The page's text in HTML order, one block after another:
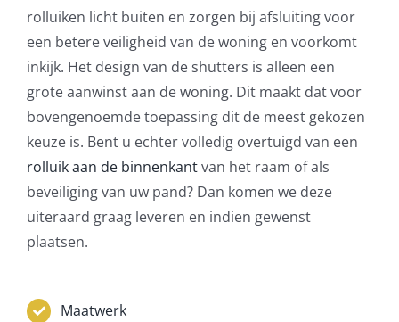
rolluiken licht buiten en zorgen bij afsluiting voor
een betere veiligheid van de woning en voorkomt
inkijk. Het design van de shutters is alleen een
grote aanwinst aan de woning. Dit maakt dat voor
bovengenoemde toepassing dit de meest gekozen
keuze is. Bent u echter volledig overtuigd van een
rolluik aan de binnenkantvan het raam of als
beveiliging van uw pand? Dan komen we deze
uiteraard graag leveren en indien gewenst
plaatsen.
Maatwerk